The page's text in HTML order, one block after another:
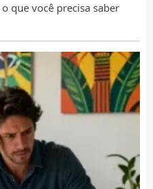
que você precisa saber